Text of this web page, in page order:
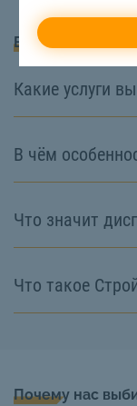
Вопросы и
Какие услуги
В чём
Что значит
Что такое
Почему нас